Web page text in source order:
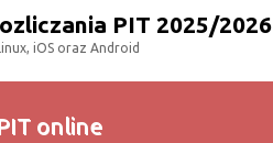
PIT 2025/2026
iOS oraz Android
online